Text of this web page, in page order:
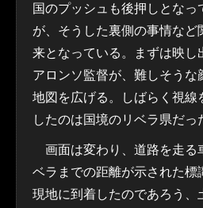
国のプッシュも後押しとなっ
が、そうした裏側の事情など
来となっている。まずは映し
アロンソ監督が、難しそうな
地図を広げる。しばらく視線
したのは国境のリベラ県だっ
画面は変わり、道路を走る
ベラまでの距離が示された標
現地に到着したのであろう、